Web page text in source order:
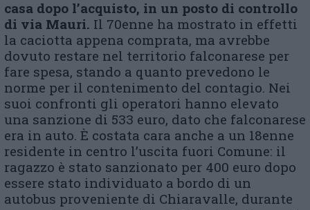
casa dopo l’acquisto, in un posto di controllo
di via Mauri. Il 70enne ha mostrato in effetti
la caciotta appena comprata, ma avrebbe
dovuto restare nel territorio falconarese per
fare spesa, stando a quanto prevedono le
norme per il contenimento del contagio. Nei
suoi confronti gli operatori hanno elevato
una sanzione di 533 euro, dato che falconarese
era in auto. È costata cara anche a un 18enne
residente in centro l’uscita fuori Comune: il
ragazzo è stato sanzionato per 400 euro dopo
essere stato individuato a bordo di un
autobus proveniente di Chiaravalle, durante